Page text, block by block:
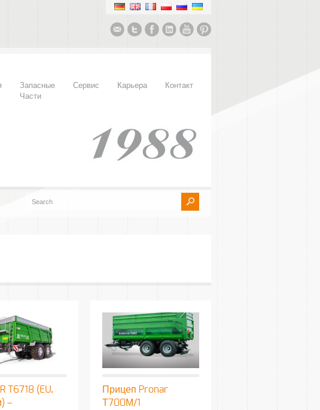
Запасные
Части
Сервис Карьера Контакт
T6718 (EU,
–
Прицеп Pronar
Т700М/1